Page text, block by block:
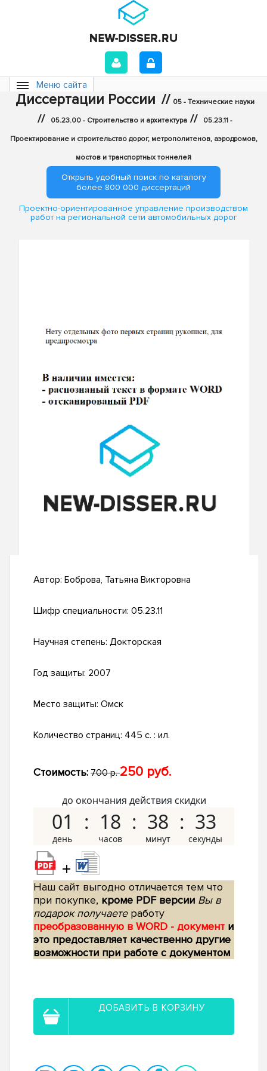
Меню сайта
Диссертации России // 05 - Технические науки
// 05.23.00 - Строительство и архитектура // 05.23.11 -
Проектирование и строительство дорог, метрополитенов, аэродромов,
мостов и транспортных тоннелей
Открыть удобный поиск по каталогу
более 800 000 диссертаций
Проектно-ориентированное управление производством
работ на региональной сети автомобильных дорог
Автор: Боброва, Татьяна Викторовна
Шифр специальности: 05.23.11
Научная степень: Докторская
Год защиты: 2007
Место защиты: Омск
Количество страниц: 445 с. : ил.
Стоимость: 700 р.250 руб.
до окончания действия скидки
01 18 38 32
+
Наш сайт выгодно отличается тем что
при покупке, кроме PDF версии Вы в
подарок получаетеработу
преобразованную в WORD - документ и
это предоставляет качественно другие
возможности при работе с документом
ДОБАВИТЬ В КОРЗИНУ